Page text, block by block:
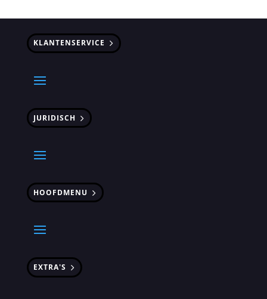
€89,99
KLANTENSERVICE
JURIDISCH
HOOFDMENU
EXTRA'S